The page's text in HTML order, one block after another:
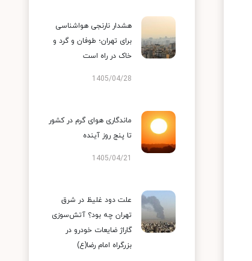
هشدار نارنجی هواشناسی
برای تهران؛ طوفان و گرد و
خاک در راه است
1405/04/28
ماندگاری هوای گرم در کشور
تا پنج روز آینده
1405/04/21
علت دود غلیظ در شرق
تهران چه بود؟ آتش‌سوزی
گاراژ ضایعات خودرو در
بزرگراه امام رضا(ع)